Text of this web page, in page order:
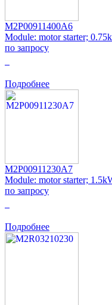
M2P00911400A6
Module: motor starter;
по запросу
Подробнее
M2P00911230A7
Module: motor starter;
по запросу
Подробнее